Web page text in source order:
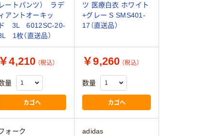
レートパンツ） ラデ
アントオーキッ
ド 3L 6012SC-20-
1枚（直送品）
ツ 医療白衣 ホワイト
+グレー S SMS401-
17（直送品）
￥4,210 （税込）
量
カゴへ
￥9,260 （税込）
数量
カゴへ
ォーク adidas